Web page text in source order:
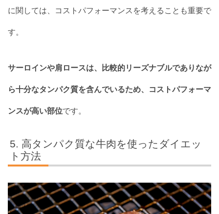
に関しては、コストパフォーマンスを考えることも重要で
す。
サーロインや肩ロースは、比較的リーズナブルでありなが
ら十分なタンパク質を含んでいるため、コストパフォーマ
ンスが高い部位です。
高タンパク質な牛肉を使ったダイエッ
ト方法